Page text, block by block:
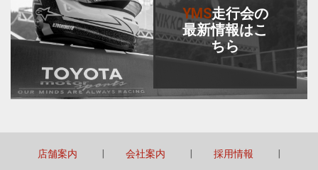
YMS走行会の
最新情報はこ
ちら
店舗案内 会社案内 採用情報